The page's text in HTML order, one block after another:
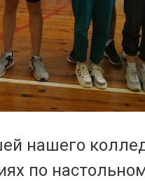
нашего
по